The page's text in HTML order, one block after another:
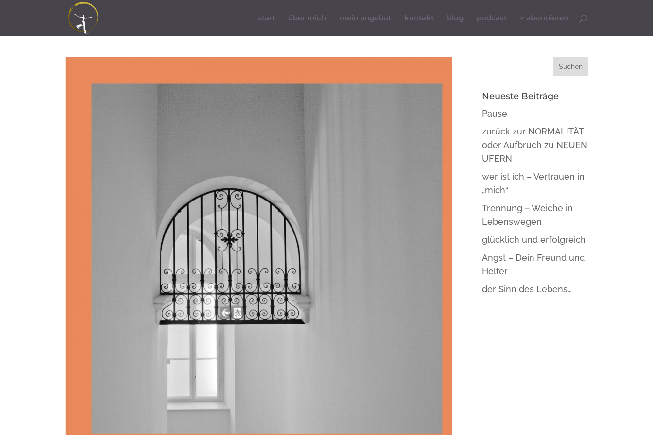
start über mich mein angebot kontakt blog podcast > abonnieren
Neueste Beiträge
Pause
zurück zur NORMALITÄT
oder Aufbruch zu NEUEN
UFERN
wer ist ich – Vertrauen in
„mich“
Trennung – Weiche in
Lebenswegen
glücklich und erfolgreich
Angst – Dein Freund und
Helfer
der Sinn des Lebens…